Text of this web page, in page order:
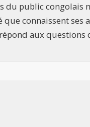
du public congolais
que connaissent ses
aux questions